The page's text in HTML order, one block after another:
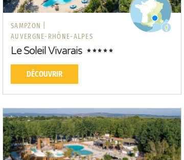
SAMPZON |
AUVERGNE-RHÔNE-ALPES
Le Soleil Vivarais
DÉCOUVRIR